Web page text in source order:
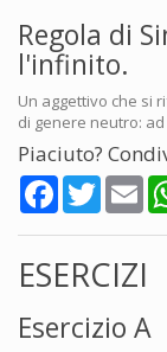
Regola di
l'infinito.
Un aggettivo che si
di genere neutro:
Piaciuto?
FacebookTwitter
ESERCIZI
Esercizio A